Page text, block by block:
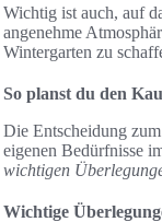
Wichtig ist auch, auf
angenehme
Wintergarten zu
So planst du den
Die Entscheidung
eigenen Bedürfnisse
wichtigen
Wichtige